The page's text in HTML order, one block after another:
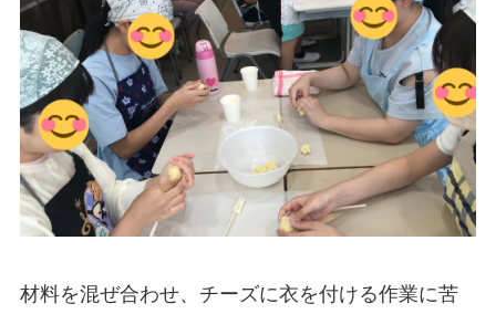
材料を混ぜ合わせ、チーズに衣を付ける作業に苦